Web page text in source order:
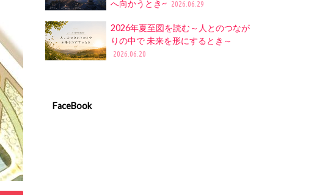
へ向かうとき~ 2026.06.29
2026年夏至図を読む～人とのつなが
りの中で 未来を形にするとき～
2026.06.20
FaceBook